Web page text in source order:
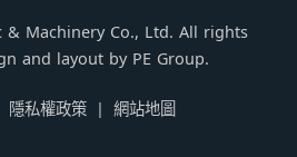
& Machinery Co., Ltd. All rights
and layout by PE Group.
隱私權政策 網站地圖